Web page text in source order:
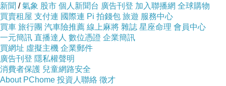
新聞 /氣象 股市 個人新聞台 廣告刊登 加入聯播網 全球購物
買賣租屋 支付連 國際連 Pi 拍錢包 旅遊 服務中心
買車 旅行團 汽車險推薦 線上麻將 雜誌 星座命理 會員中心
一元簡訊 直播達人 數位憑證 企業簡訊
買網址 虛擬主機 企業郵件
廣告刊登 隱私權聲明
消費者保護 兒童網路安全
About PChome 投資人聯絡 徵才